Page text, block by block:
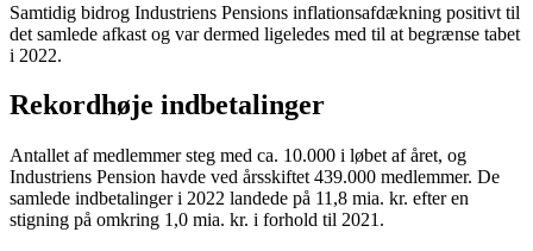
Samtidig bidrog Industriens Pensions inflationsafdækning positivt til
det samlede afkast og var dermed ligeledes med til at begrænse tabet
i 2022.
Rekordhøje indbetalinger
Antallet af medlemmer steg med ca. 10.000 i løbet af året, og
Industriens Pension havde ved årsskiftet 439.000 medlemmer. De
samlede indbetalinger i 2022 landede på 11,8 mia. kr. efter en
stigning på omkring 1,0 mia. kr. i forhold til 2021.